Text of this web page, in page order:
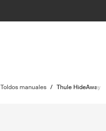
Toldos manuales / Thule HideAway